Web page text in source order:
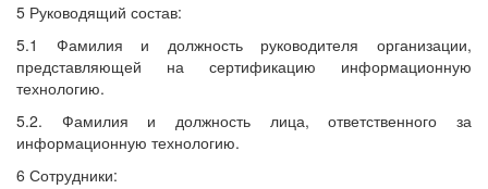
5 Руководящий состав:
5.1 Фамилия и должность руководителя организации,
представляющей на сертификацию информационную
технологию.
5.2. Фамилия и должность лица, ответственного за
информационную технологию.
6 Сотрудники: